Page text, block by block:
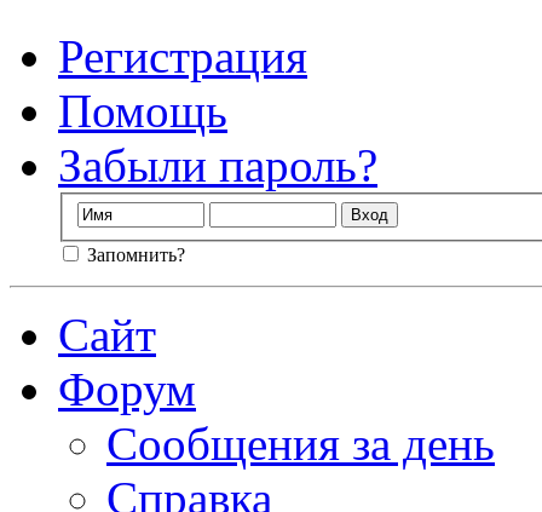
Регистрация
Помощь
Забыли пароль?
Запомнить?
Сайт
Форум
Сообщения за день
Справка